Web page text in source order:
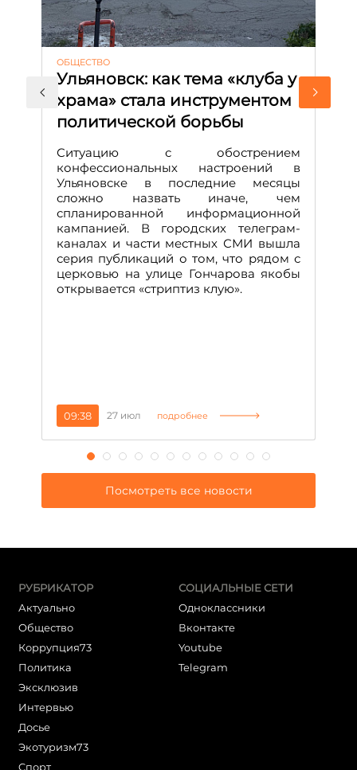
ОБЩЕСТВО
Ульяновск: как тема «клуба у
храма» стала инструментом
политической борьбы
Ситуацию с обострением
конфессиональных настроений в
Ульяновске в последние месяцы
сложно назвать иначе, чем
спланированной информационной
кампанией. В городских телеграм-
каналах и части местных СМИ вышла
серия публикаций о том, что рядом с
церковью на улице Гончарова якобы
открывается «стриптиз клую».
09:38 27 июл подробнее
Посмотреть все новости
РУБРИКАТОР
Актуально
Общество
Коррупция73
Политика
Эксклюзив
Интервью
Досье
Экотуризм73
Cпорт
СОЦИАЛЬНЫЕ СЕТИ
Одноклассники
Вконтакте
Youtube
Telegram